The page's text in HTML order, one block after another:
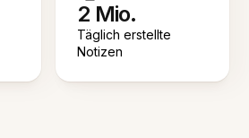
2 Mio.
Täglich erstellte
Notizen